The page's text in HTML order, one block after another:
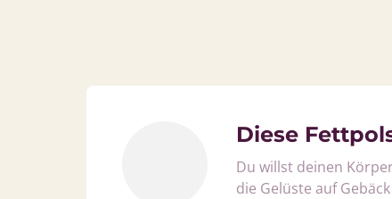
Diese
Du willst deinen
die Gelüste auf